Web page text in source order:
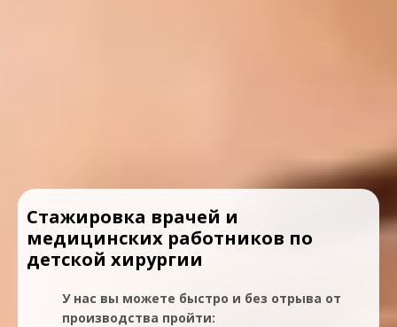
Стажировка врачей и
медицинских работников по
детской хирургии
У нас вы можете быстро и без отрыва от
производства пройти: